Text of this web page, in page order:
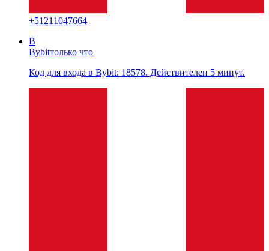
+51211047664
B
Bybitтолько что
Код для входа в Bybit: 18578. Действителен 5 минут.